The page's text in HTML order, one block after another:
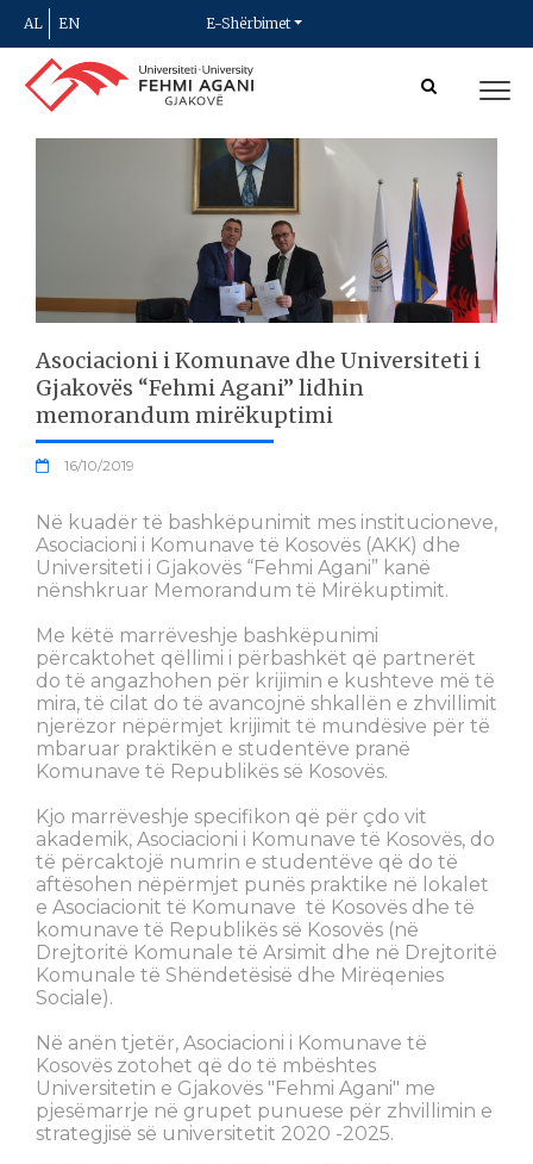
AL EN E-Shërbimet
Asociacioni i Komunave dhe Universiteti i
Gjakovës “Fehmi Agani” lidhin
memorandum mirëkuptimi
16/10/2019
Në kuadër të bashkëpunimit mes institucioneve,
Asociacioni i Komunave të Kosovës (AKK) dhe
Universiteti i Gjakovës “Fehmi Agani” kanë
nënshkruar Memorandum të Mirëkuptimit.
Me këtë marrëveshje bashkëpunimi
përcaktohet qëllimi i përbashkët që partnerët
do të angazhohen për krijimin e kushteve më të
mira, të cilat do të avancojnë shkallën e zhvillimit
njerëzor nëpërmjet krijimit të mundësive për të
mbaruar praktikën e studentëve pranë
Komunave të Republikës së Kosovës.
Kjo marrëveshje specifikon që për çdo vit
akademik, Asociacioni i Komunave të Kosovës, do
të përcaktojë numrin e studentëve që do të
aftësohen nëpërmjet punës praktike në lokalet
e Asociacionit të Komunave të Kosovës dhe të
komunave të Republikës së Kosovës (në
Drejtoritë Komunale të Arsimit dhe në Drejtoritë
Komunale të Shëndetësisë dhe Mirëqenies
Sociale).
Në anën tjetër, Asociacioni i Komunave të
Kosovës zotohet që do të mbështes
Universitetin e Gjakovës "Fehmi Agani" me
pjesëmarrje në grupet punuese për zhvillimin e
strategjisë së universitetit 2020 -2025.